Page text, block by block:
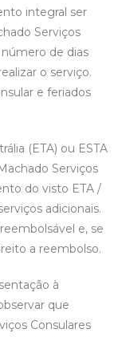
integral ser
Serviços
de dias
o serviço.
e feriados
(ETA) ou ESTA
Serviços
do visto ETA /
adicionais.
e, se
a reembolso.
à
que
Consulares